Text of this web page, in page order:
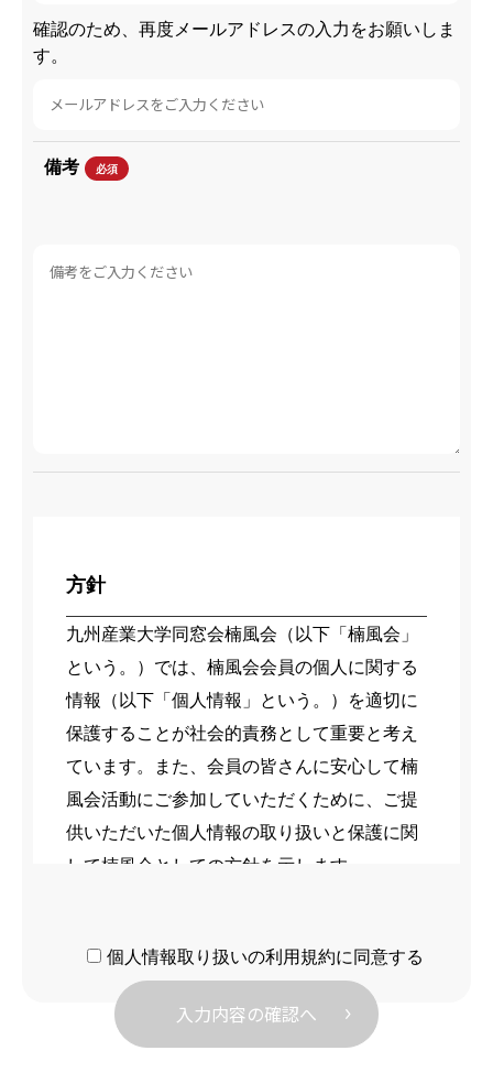
確認のため、再度メールアドレスの入力をお願いしま
す。
備考 必須
方針
九州産業大学同窓会楠風会（以下「楠風会」
という。）では、楠風会会員の個人に関する
情報（以下「個人情報」という。）を適切に
保護することが社会的責務として重要と考え
ています。また、会員の皆さんに安心して楠
風会活動にご参加していただくために、ご提
供いただいた個人情報の取り扱いと保護に関
して楠風会としての方針を示します。
個人情報とは、個人を識別できる情報で、氏
名、年齢、住所、電話番号、勤務先・学校
名、E-mailアドレス等の他に、楠風会ホーム
個人情報取り扱いの利用規約に同意する